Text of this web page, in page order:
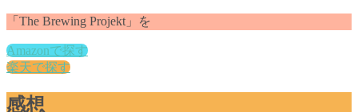
「The Brewing Projekt」を
Amazonで探す
楽天で探す
感想